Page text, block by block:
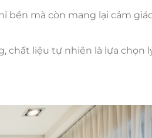
bền mà còn mang lại cảm
chất liệu tự nhiên là lựa chọn